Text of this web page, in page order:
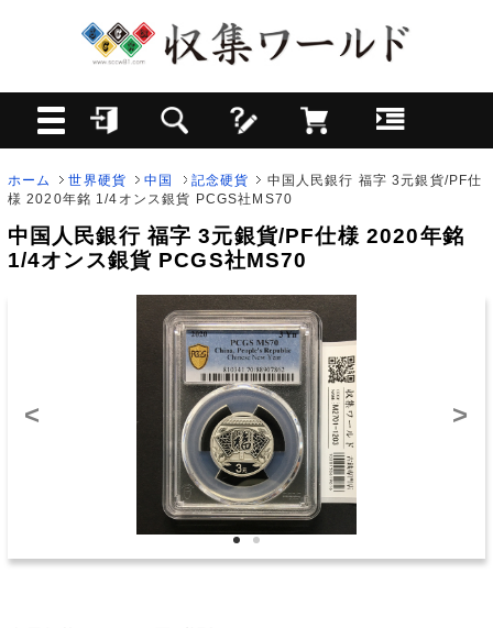
ホーム 世界硬貨 中国 記念硬貨
中国人民銀行 福字 3元銀貨/PF仕
様 2020年銘 1/4オンス銀貨 PCGS社MS70
中国人民銀行 福字 3元銀貨/PF仕様 2020年銘
1/4オンス銀貨 PCGS社MS70
< >